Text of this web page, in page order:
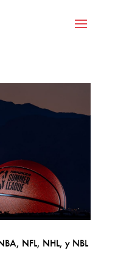
NFL, NHL, y NBL